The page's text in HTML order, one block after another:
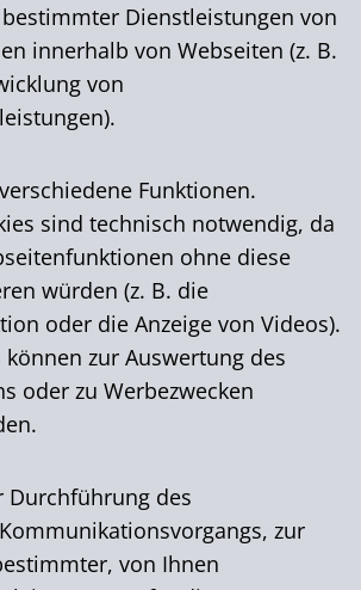
Dienstleistungen von
innerhalb von Webseiten (z. B.
von
Funktionen.
sind technisch notwendig, da
ohne diese
würden (z. B. die
oder die Anzeige von Videos).
können zur Auswertung des
oder zu Werbezwecken
Durchführung des
zur
von Ihnen